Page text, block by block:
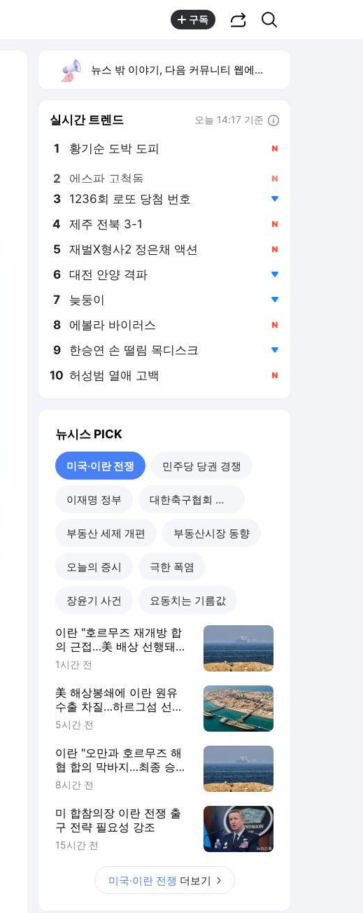
구독
뉴스 밖 이야기, 다음 커뮤니티 웹에서 보기
실시간 트렌드 오늘 14:17 기준
1 황기순 도박 도피
2 에스파 고척돔
3 1236회 로또 당첨 번호
4 제주 전북 3-1
5 재벌X형사2 정은채 액션
6 대전 안양 격파
7 늦둥이
8 에볼라 바이러스
9 한승연 손 떨림 목디스크
10 허성범 열애 고백
뉴시스 PICK
미국·이란 전쟁 민주당 당권 경쟁
이재명 정부 대한축구협회 개혁
부동산 세제 개편 부동산시장 동향
오늘의 증시 극한 폭염
장윤기 사건 요동치는 기름값
이란 "호르무즈 재개방 합
의 근접…美 배상 선행돼
야"
1시간 전
美 해상봉쇄에 이란 원유
수출 차질…하르그섬 선적
중단
5시간 전
이란 "오만과 호르무즈 해
협 합의 막바지…최종 승인
기다려"
8시간 전
미 합참의장 이란 전쟁 출
구 전략 필요성 강조
15시간 전
미국·이란 전쟁 더보기